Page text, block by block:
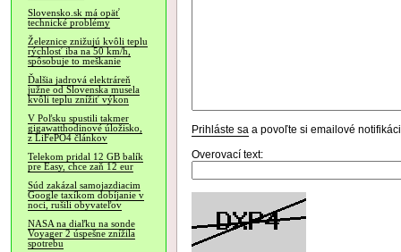
Slovensko.sk má opäť
technické problémy
Železnice znižujú kvôli teplu
rýchlosť iba na 50 km/h,
spôsobuje to meškanie
Ďalšia jadrová elektráreň
južne od Slovenska musela
kvôli teplu znížiť výkon
V Poľsku spustili takmer
gigawatthodinové úložisko,
z LiFePO4 článkov
Telekom pridal 12 GB balík
pre Easy, chce zaň 12 eur
Súd zakázal samojazdiacim
Google taxíkom dobíjanie v
noci, rušili obyvateľov
NASA na diaľku na sonde
Voyager 2 úspešne znížila
spotrebu
Prihláste sa a povoľte si emailové
Overovací text: